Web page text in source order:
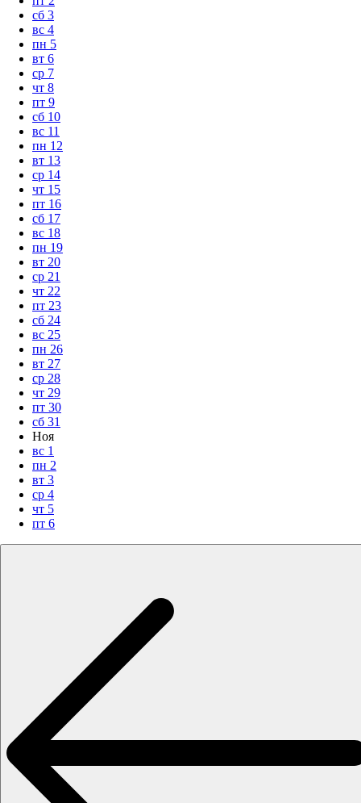
сб 3
вс 4
пн 5
вт 6
ср 7
чт 8
пт 9
сб 10
вс 11
пн 12
вт 13
ср 14
чт 15
пт 16
сб 17
вс 18
пн 19
вт 20
ср 21
чт 22
пт 23
сб 24
вс 25
пн 26
вт 27
ср 28
чт 29
пт 30
сб 31
Ноя
вс 1
пн 2
вт 3
ср 4
чт 5
пт 6